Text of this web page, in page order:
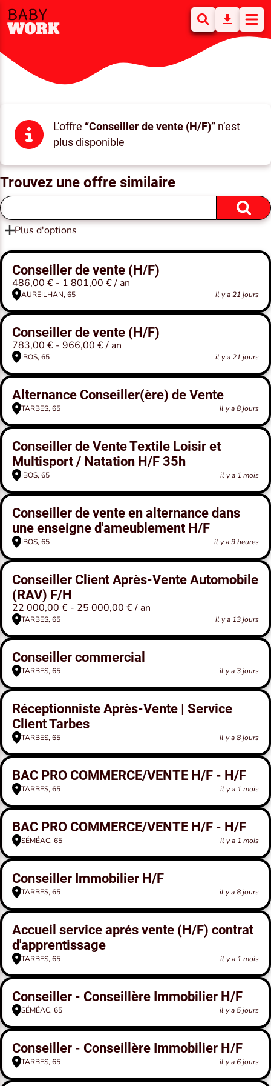
L’offre “Conseiller de vente (H/F)” n’est
plus disponible
Trouvez une offre similaire
Plus d'options
Conseiller de vente (H/F)
486,00 € - 1 801,00 € / an
AUREILHAN, 65 il y a 21 jours
Conseiller de vente (H/F)
783,00 € - 966,00 € / an
IBOS, 65 il y a 21 jours
Alternance Conseiller(ère) de Vente
TARBES, 65 il y a 8 jours
Conseiller de Vente Textile Loisir et
Multisport / Natation H/F 35h
IBOS, 65 il y a 1 mois
Conseiller de vente en alternance dans
une enseigne d'ameublement H/F
IBOS, 65 il y a 9 heures
Conseiller Client Après-Vente Automobile
(RAV) F/H
22 000,00 € - 25 000,00 € / an
TARBES, 65 il y a 13 jours
Conseiller commercial
TARBES, 65 il y a 3 jours
Réceptionniste Après-Vente | Service
Client Tarbes
TARBES, 65 il y a 8 jours
BAC PRO COMMERCE/VENTE H/F - H/F
TARBES, 65 il y a 1 mois
BAC PRO COMMERCE/VENTE H/F - H/F
SÉMÉAC, 65 il y a 1 mois
Conseiller Immobilier H/F
TARBES, 65 il y a 8 jours
Accueil service aprés vente (H/F) contrat
d'apprentissage
TARBES, 65 il y a 1 mois
Conseiller - Conseillère Immobilier H/F
SÉMÉAC, 65 il y a 5 jours
Conseiller - Conseillère Immobilier H/F
TARBES, 65 il y a 6 jours